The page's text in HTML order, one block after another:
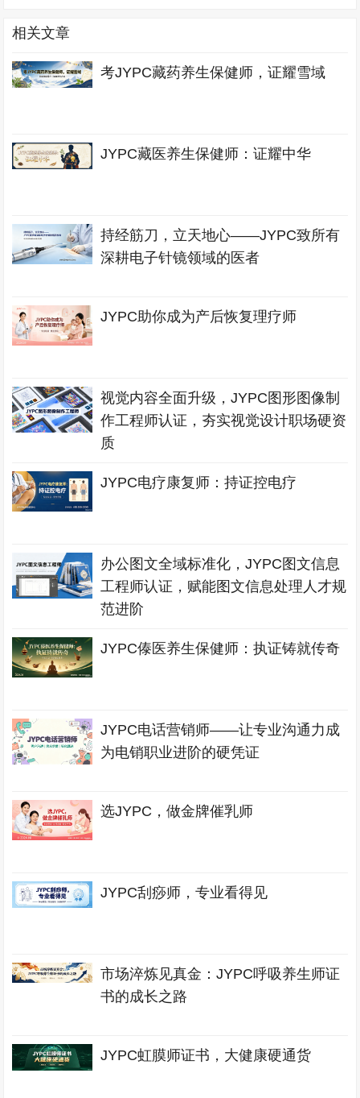
相关文章
考JYPC藏药养生保健师，证耀雪域
JYPC藏医养生保健师：证耀中华
持经筋刀，立天地心——JYPC致所有
深耕电子针镜领域的医者
JYPC助你成为产后恢复理疗师
视觉内容全面升级，JYPC图形图像制
作工程师认证，夯实视觉设计职场硬资
质
JYPC电疗康复师：持证控电疗
办公图文全域标准化，JYPC图文信息
工程师认证，赋能图文信息处理人才规
范进阶
JYPC傣医养生保健师：执证铸就传奇
JYPC电话营销师——让专业沟通力成
为电销职业进阶的硬凭证
选JYPC，做金牌催乳师
JYPC刮痧师，专业看得见
市场淬炼见真金：JYPC呼吸养生师证
书的成长之路
JYPC虹膜师证书，大健康硬通货